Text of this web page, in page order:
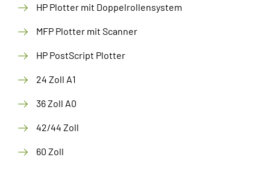
HP Plotter mit Doppelrollensystem
MFP Plotter mit Scanner
HP PostScript Plotter
24 Zoll A1
36 Zoll A0
42/44 Zoll
60 Zoll